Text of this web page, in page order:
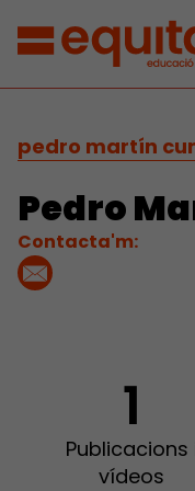
pedro martín
Pedro
Contacta'm:
1
Publicacions
vídeos